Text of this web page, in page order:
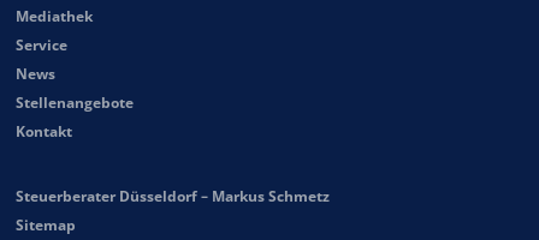
Mediathek
Service
News
Stellenangebote
Kontakt
Steuerberater Düsseldorf – Markus Schmetz
Sitemap